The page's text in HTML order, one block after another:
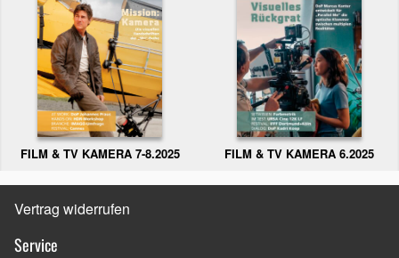
FILM & TV KAMERA 7-8.2025 FILM & TV KAMERA 6.2025
Vertrag widerrufen
Service